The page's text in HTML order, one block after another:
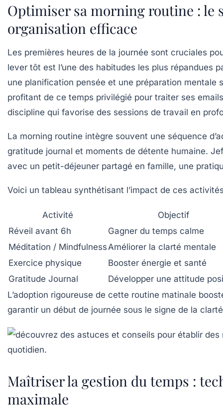
Optimiser sa morning routine : le
organisation efficace
Les premières heures de la journée sont cruciales
lever tôt est l’une des habitudes les plus répandues
une planification pensée et une préparation mentale
profitant de ce temps privilégié pour traiter ses
discipline qui favorise des sessions de travail en
La morning routine intègre souvent une séquence
gratitude journal et moments de détente humaine.
avec un petit-déjeuner partagé en famille, une
Voici un tableau synthétisant l’impact de ces
Activité
Objectif
Réveil avant 6h
Gagner du temps calme
Méditation / Mindfulness Améliorer la clarté mentale
Exercice physique
Booster énergie et santé
Gratitude Journal
Développer une attitude
L’adoption rigoureuse de cette routine matinale
garantir un début de journée sous le signe de la
Maîtriser la gestion du temps :
maximale